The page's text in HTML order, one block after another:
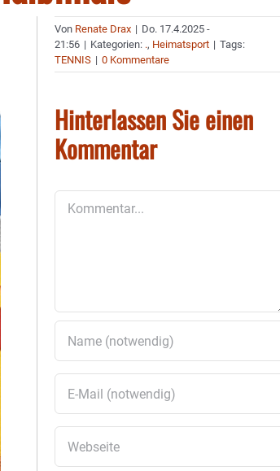
Von Renate Drax | Do. 17.4.2025 -
21:56 | Kategorien: ., Heimatsport | Tags:
TENNIS | 0 Kommentare
Hinterlassen Sie einen
Kommentar